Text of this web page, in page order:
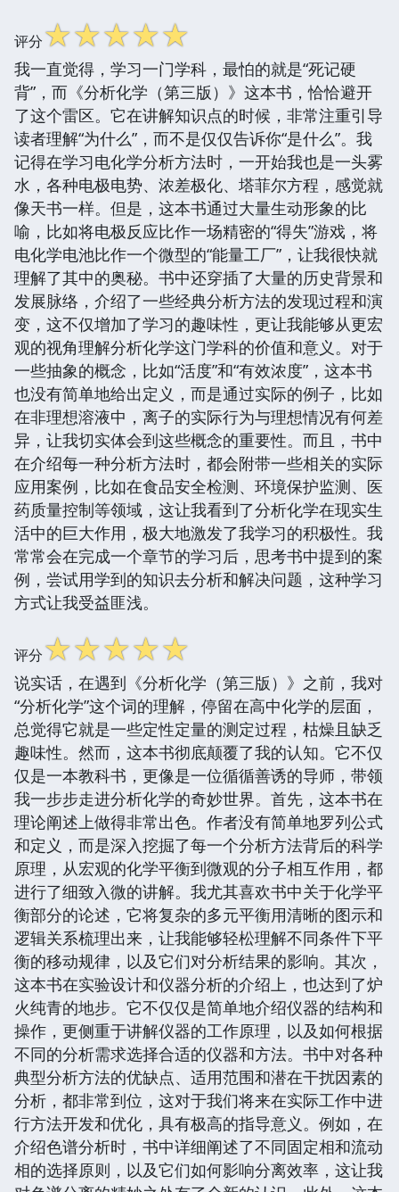
评分☆☆☆☆☆
我一直觉得，学习一门学科，最怕的就是“死记硬
背”，而《分析化学（第三版）》这本书，恰恰避开
了这个雷区。它在讲解知识点的时候，非常注重引导
读者理解“为什么”，而不是仅仅告诉你“是什么”。我
记得在学习电化学分析方法时，一开始我也是一头雾
水，各种电极电势、浓差极化、塔菲尔方程，感觉就
像天书一样。但是，这本书通过大量生动形象的比
喻，比如将电极反应比作一场精密的“得失”游戏，将
电化学电池比作一个微型的“能量工厂”，让我很快就
理解了其中的奥秘。书中还穿插了大量的历史背景和
发展脉络，介绍了一些经典分析方法的发现过程和演
变，这不仅增加了学习的趣味性，更让我能够从更宏
观的视角理解分析化学这门学科的价值和意义。对于
一些抽象的概念，比如“活度”和“有效浓度”，这本书
也没有简单地给出定义，而是通过实际的例子，比如
在非理想溶液中，离子的实际行为与理想情况有何差
异，让我切实体会到这些概念的重要性。而且，书中
在介绍每一种分析方法时，都会附带一些相关的实际
应用案例，比如在食品安全检测、环境保护监测、医
药质量控制等领域，这让我看到了分析化学在现实生
活中的巨大作用，极大地激发了我学习的积极性。我
常常会在完成一个章节的学习后，思考书中提到的案
例，尝试用学到的知识去分析和解决问题，这种学习
方式让我受益匪浅。
评分☆☆☆☆☆
说实话，在遇到《分析化学（第三版）》之前，我对
“分析化学”这个词的理解，停留在高中化学的层面，
总觉得它就是一些定性定量的测定过程，枯燥且缺乏
趣味性。然而，这本书彻底颠覆了我的认知。它不仅
仅是一本教科书，更像是一位循循善诱的导师，带领
我一步步走进分析化学的奇妙世界。首先，这本书在
理论阐述上做得非常出色。作者没有简单地罗列公式
和定义，而是深入挖掘了每一个分析方法背后的科学
原理，从宏观的化学平衡到微观的分子相互作用，都
进行了细致入微的讲解。我尤其喜欢书中关于化学平
衡部分的论述，它将复杂的多元平衡用清晰的图示和
逻辑关系梳理出来，让我能够轻松理解不同条件下平
衡的移动规律，以及它们对分析结果的影响。其次，
这本书在实验设计和仪器分析的介绍上，也达到了炉
火纯青的地步。它不仅仅是简单地介绍仪器的结构和
操作，更侧重于讲解仪器的工作原理，以及如何根据
不同的分析需求选择合适的仪器和方法。书中对各种
典型分析方法的优缺点、适用范围和潜在干扰因素的
分析，都非常到位，这对于我们将来在实际工作中进
行方法开发和优化，具有极高的指导意义。例如，在
介绍色谱分析时，书中详细阐述了不同固定相和流动
相的选择原则，以及它们如何影响分离效率，这让我